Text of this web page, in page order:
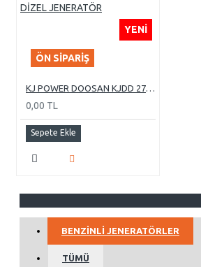
YENI
ÖN SIPARIŞ
KJ POWER DOOSAN KJDD 275 KVA OTOMATİK KABİNLİ DİZEL JENERATÖR
0,00 TL
Sepete Ekle
BENZINLI JENERATÖRLER
TÜMÜ